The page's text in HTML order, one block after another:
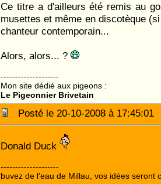
Ce titre a d'ailleurs été remis au
musettes et même en discotèque
chanteur contemporain...
Alors, alors... ?
--------------------
Mon site dédié aux pigeons :
Le Pigeonnier Brivetain
Posté le 20-10-2008 à
Donald Duck
--------------------
buvez de l'eau de Millau, vos idées seront